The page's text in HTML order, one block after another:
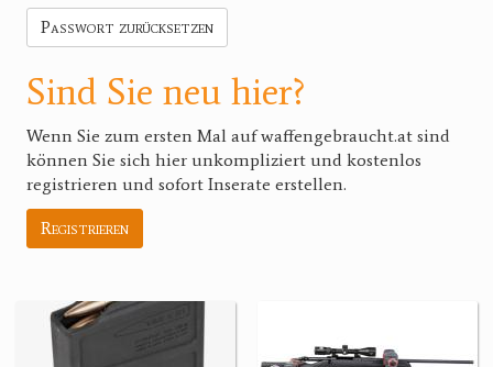
Passwort zurücksetzen
Sind Sie neu hier?
Wenn Sie zum ersten Mal auf waffengebraucht.at sind
können Sie sich hier unkompliziert und kostenlos
registrieren und sofort Inserate erstellen.
Registrieren